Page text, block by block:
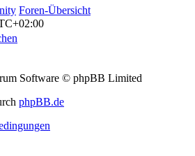
Foren-Übersicht
Software © phpBB Limited
phpBB.de